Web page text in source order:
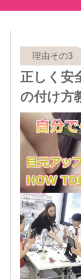
正しく安
の付け方